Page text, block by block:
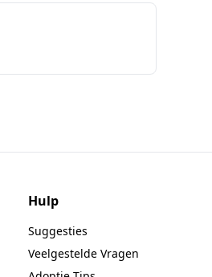
Hulp
Suggesties
Veelgestelde Vragen